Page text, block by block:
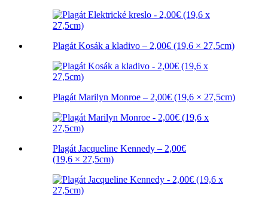
Plagát Kosák a kladivo – 2,00€ (19,6 × 27,5cm)
Plagát Marilyn Monroe – 2,00€ (19,6 × 27,5cm)
Plagát Jacqueline Kennedy – 2,00€
(19,6 × 27,5cm)